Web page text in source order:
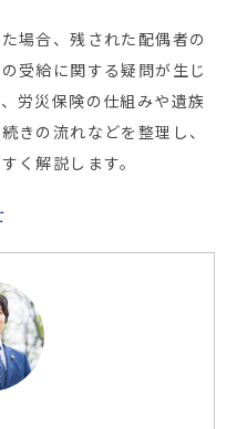
場合、残された配偶者の
受給に関する疑問が生じ
労災保険の仕組みや遺族
きの流れなどを整理し、
く解説します。